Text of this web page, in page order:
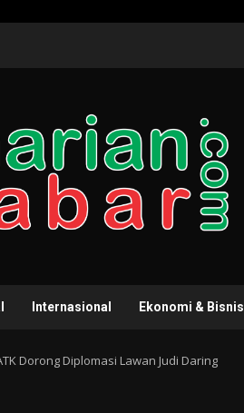
Internasional Ekonomi & Bisnis
Dorong Diplomasi Lawan Judi Daring